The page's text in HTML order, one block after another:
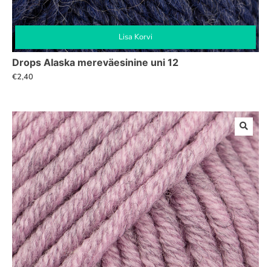
Lisa Korvi
Drops Alaska mereväesinine uni 12
€2,40